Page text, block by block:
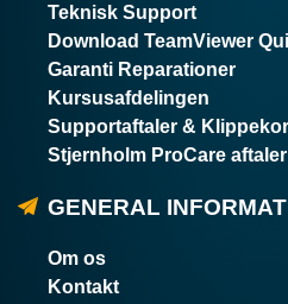
Teknisk Support
Download TeamViewer
Garanti Reparationer
Kursusafdelingen
Supportaftaler &
Stjernholm ProCare
GENERAL
Om os
Kontakt